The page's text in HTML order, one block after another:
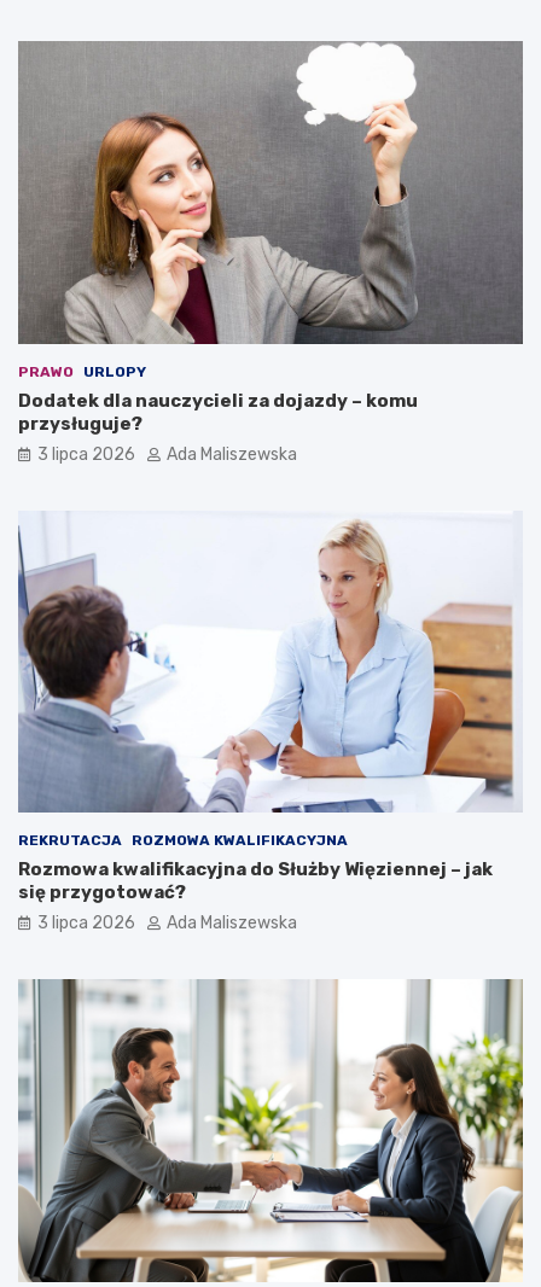
PRAWO URLOPY
Dodatek dla nauczycieli za dojazdy – komu
przysługuje?
3 lipca 2026 Ada Maliszewska
REKRUTACJA ROZMOWA KWALIFIKACYJNA
Rozmowa kwalifikacyjna do Służby Więziennej – jak
się przygotować?
3 lipca 2026 Ada Maliszewska